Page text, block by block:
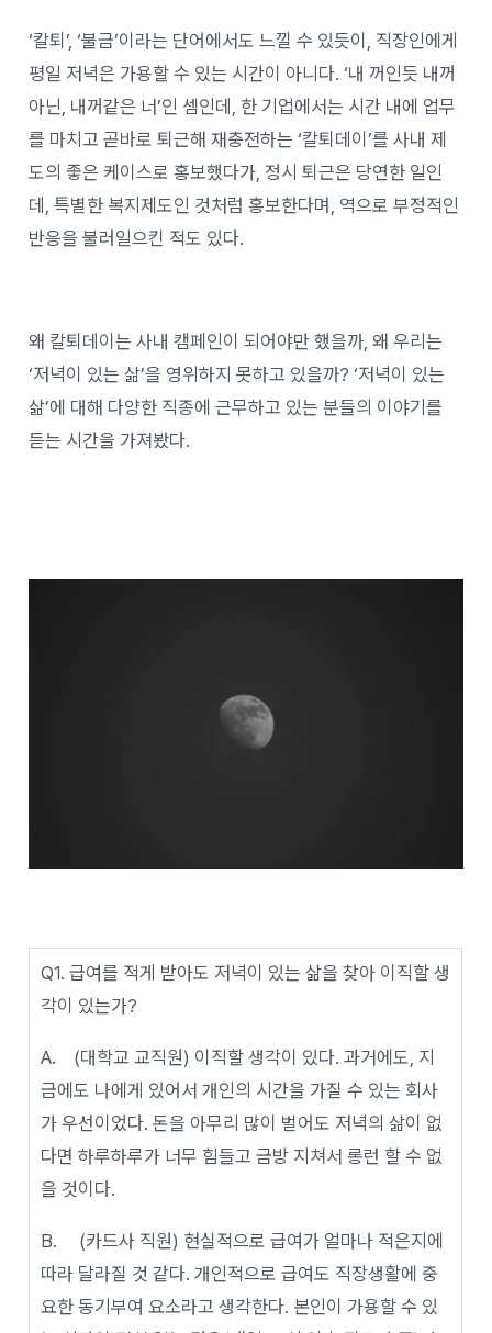
‘칼퇴’, ‘불금’이라는 단어에서도 느낄 수 있듯이, 직장인에게
평일 저녁은 가용할 수 있는 시간이 아니다. ‘내 꺼인듯 내꺼
아닌, 내꺼같은 너’인 셈인데, 한 기업에서는 시간 내에 업무
를 마치고 곧바로 퇴근해 재충전하는 ‘칼퇴데이’를 사내 제
도의 좋은 케이스로 홍보했다가, 정시 퇴근은 당연한 일인
데, 특별한 복지제도인 것처럼 홍보한다며, 역으로 부정적인
반응을 불러일으킨 적도 있다.
왜 칼퇴데이는 사내 캠페인이 되어야만 했을까, 왜 우리는
‘저녁이 있는 삶’을 영위하지 못하고 있을까? ‘저녁이 있는
삶’에 대해 다양한 직종에 근무하고 있는 분들의 이야기를
듣는 시간을 가져봤다.
Q1. 급여를 적게 받아도 저녁이 있는 삶을 찾아 이직할 생
각이 있는가?
A. (대학교 교직원) 이직할 생각이 있다. 과거에도, 지
금에도 나에게 있어서 개인의 시간을 가질 수 있는 회사
가 우선이었다. 돈을 아무리 많이 벌어도 저녁의 삶이 없
다면 하루하루가 너무 힘들고 금방 지쳐서 롱런 할 수 없
을 것이다.
B. (카드사 직원) 현실적으로 급여가 얼마나 적은지에
따라 달라질 것 같다. 개인적으로 급여도 직장생활에 중
요한 동기부여 요소라고 생각한다. 본인이 가용할 수 있